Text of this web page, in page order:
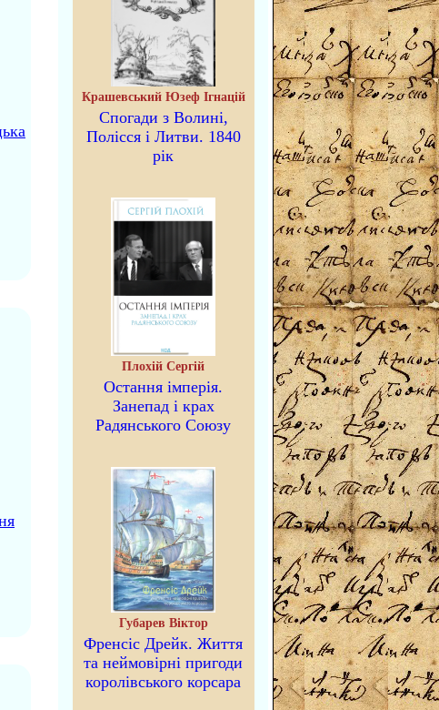
Крашевський Юзеф Ігнацій
Спогади з Волині,
Полісся і Литви. 1840
рік
Плохій Сергій
Остання імперія.
Занепад і крах
Радянського Союзу
Губарев Віктор
Френсіс Дрейк. Життя
та неймовірні пригоди
королівського корсара